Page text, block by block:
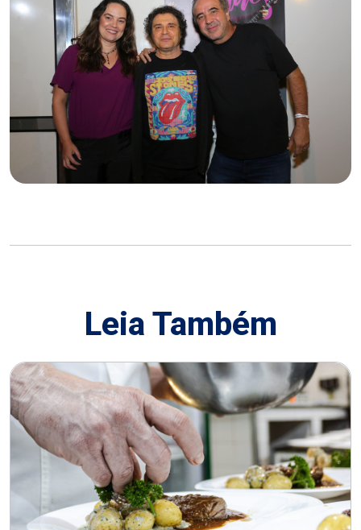
Leia Também